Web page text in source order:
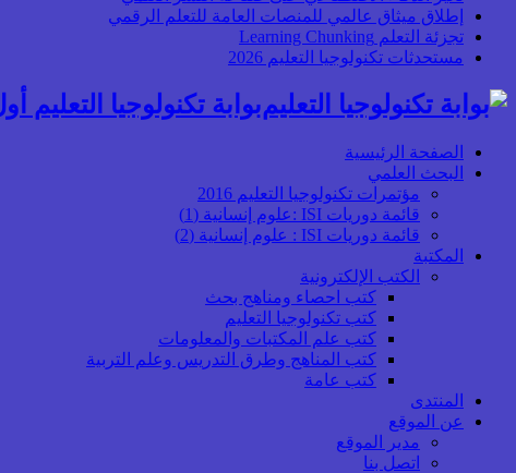
إطلاق ميثاق عالمي للمنصات العامة للتعلم الرقمي
تجزئة التعلم Learning Chunking
مستحدثات تكنولوجيا التعليم 2026
بوابة تكنولوجيا التعليم
الصفحة الرئيسية
البحث العلمي
مؤتمرات تكنولوجيا التعليم 2016
قائمة دوريات ISI :علوم إنسانية (1)
قائمة دوريات ISI : علوم إنسانية (2)
المكتبة
الكتب الإلكترونية
كتب احصاء ومناهج بحث
كتب تكنولوجيا التعليم
كتب علم المكتبات والمعلومات
كتب المناهج وطرق التدريس وعلم التربية
كتب عامة
المنتدى
عن الموقع
مدير الموقع
اتصل بنا